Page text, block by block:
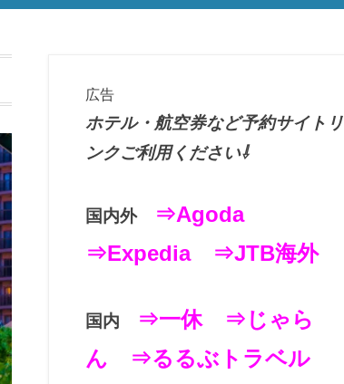
広告
ホテル・航空券など予約サイトリ
ンクご利用ください⇩
国内外
⇒Agoda
⇒Expedia
⇒JTB海外
国内 ⇒一休
⇒じゃら
ん
⇒るるぶトラベル